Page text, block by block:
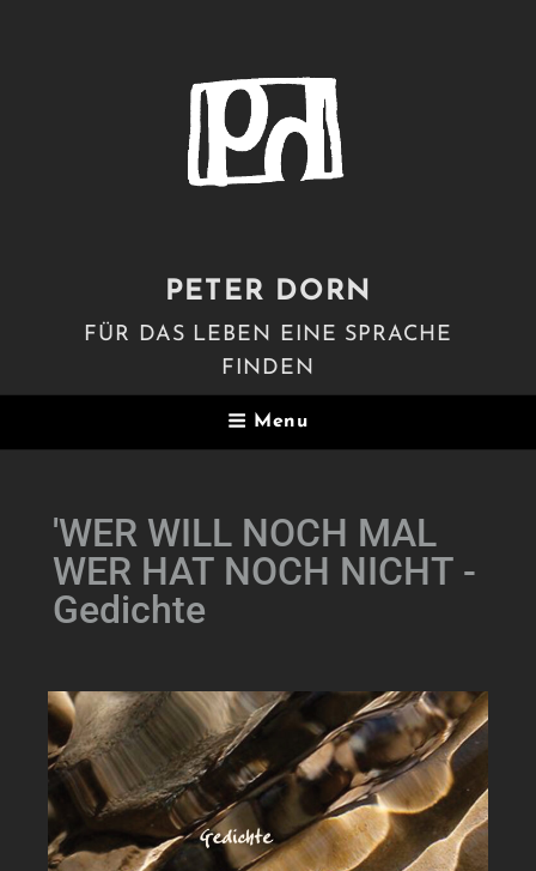
PETER DORN
FÜR DAS LEBEN EINE SPRACHE
FINDEN
Menu
'WER WILL NOCH MAL
WER HAT NOCH NICHT -
Gedichte